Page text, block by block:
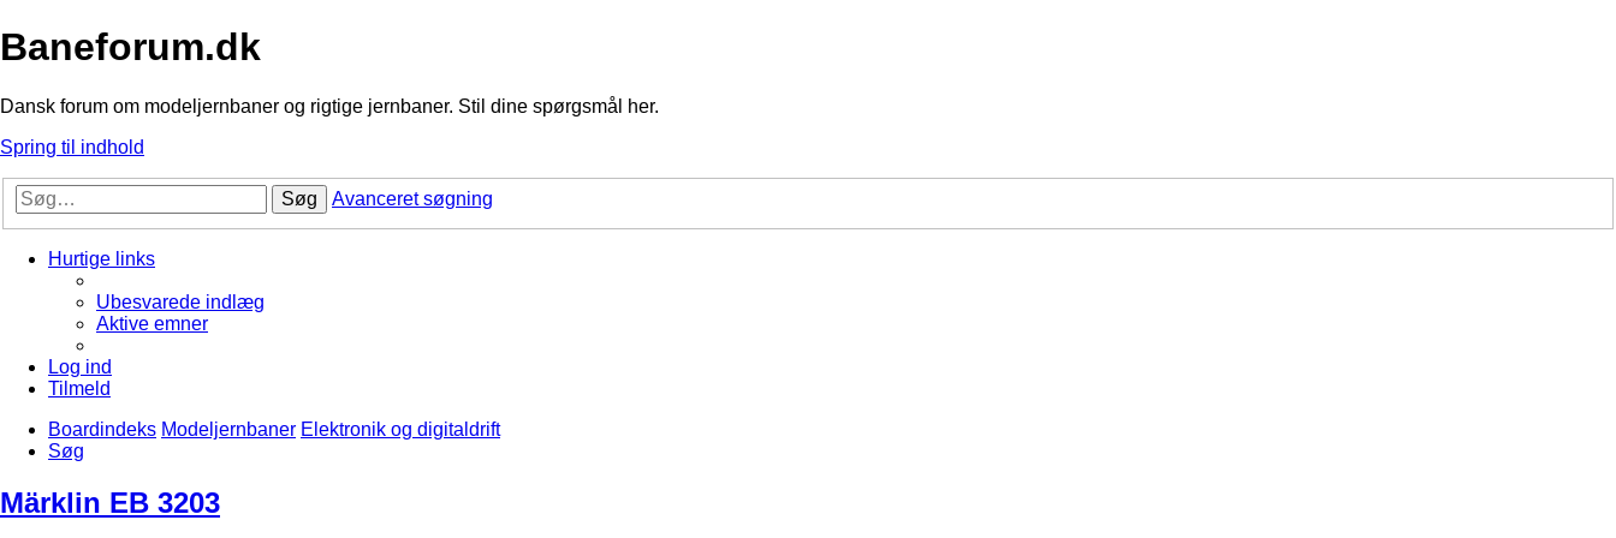
Baneforum.dk
Dansk forum om modeljernbaner og rigtige jernbaner. Stil dine spørgsmål her.
Spring til indhold
Søg Avanceret søgning
Hurtige links
Ubesvarede indlæg
Aktive emner
Log ind
Tilmeld
Boardindeks Modeljernbaner Elektronik og digitaldrift
Søg
Märklin EB 3203